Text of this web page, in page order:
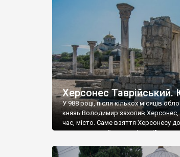
візантійської доби. Раритети
культурної спадщини ЮНЕСКО
Офіційно – на виставку «Золото
влада в Україні вважають це лише […]
Херсонес
У 988 році, після кількох місяців
князь Володимир захопив Херсонес,
час, місто. Саме взяття Херсонесу
диктувати свої умови
Херсонесі Володимир-язичник, став